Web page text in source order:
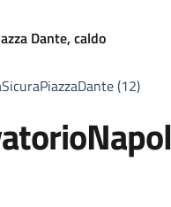
Dante, caldo
(12)